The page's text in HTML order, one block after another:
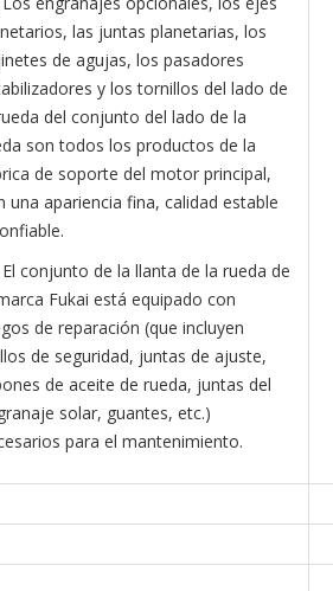
las juntas planetarias, los
de agujas, los pasadores
y los tornillos del lado de
del conjunto del lado de la
son todos los productos de la
de soporte del motor principal,
una apariencia fina, calidad estable
conjunto de la llanta de la rueda de
Fukai está equipado con
de reparación (que incluyen
de seguridad, juntas de ajuste,
de aceite de rueda, juntas del
solar, guantes, etc.)
para el mantenimiento.